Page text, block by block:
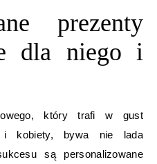
prezenty
dla niego i
który trafi w gust
i kobiety, bywa nie lada
są personalizowane